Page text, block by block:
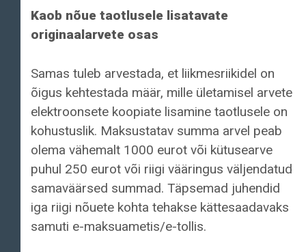
Kaob nõue taotlusele lisatavate
originaalarvete osas
Samas tuleb arvestada, et liikmesriikidel on
õigus kehtestada määr, mille ületamisel arvete
elektroonsete koopiate lisamine taotlusele on
kohustuslik. Maksustatav summa arvel peab
olema vähemalt 1000 eurot või kütusearve
puhul 250 eurot või riigi vääringus väljendatud
samaväärsed summad. Täpsemad juhendid
iga riigi nõuete kohta tehakse kättesaadavaks
samuti e-maksuametis/e-tollis.